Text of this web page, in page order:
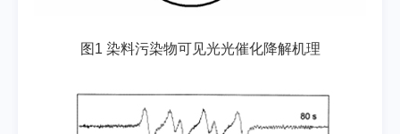
图1 染料污染物可见光光催化降解机理